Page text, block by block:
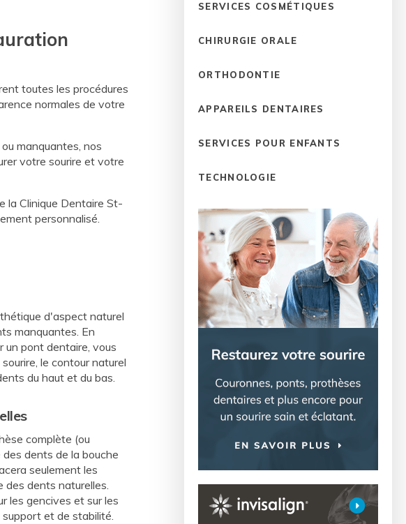
toutes les procédures
normales de votre
manquantes, nos
votre sourire et votre
la Clinique Dentaire St-
personnalisé.
d'aspect naturel
manquantes. En
un pont dentaire, vous
le contour naturel
du haut et du bas.
complète (ou
dents de la bouche
seulement les
des dents naturelles.
les gencives et sur les
et de stabilité.
SERVICES COSMÉTIQUES
CHIRURGIE ORALE
ORTHODONTIE
APPAREILS DENTAIRES
SERVICES POUR ENFANTS
TECHNOLOGIE